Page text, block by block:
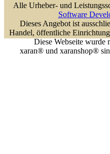
Alle Urheber- und
Software
Dieses Angebot ist
Handel, öffentliche
Diese Webseite wurde
xaran® und xaranshop®